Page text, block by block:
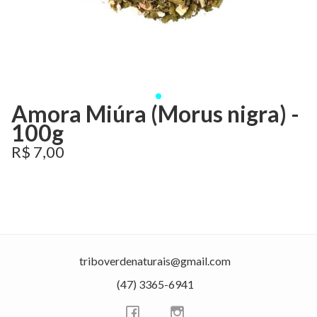
Amora Miúra (Morus nigra) -
100g
R$ 7,00
triboverdenaturais@gmail.com
(47) 3365-6941